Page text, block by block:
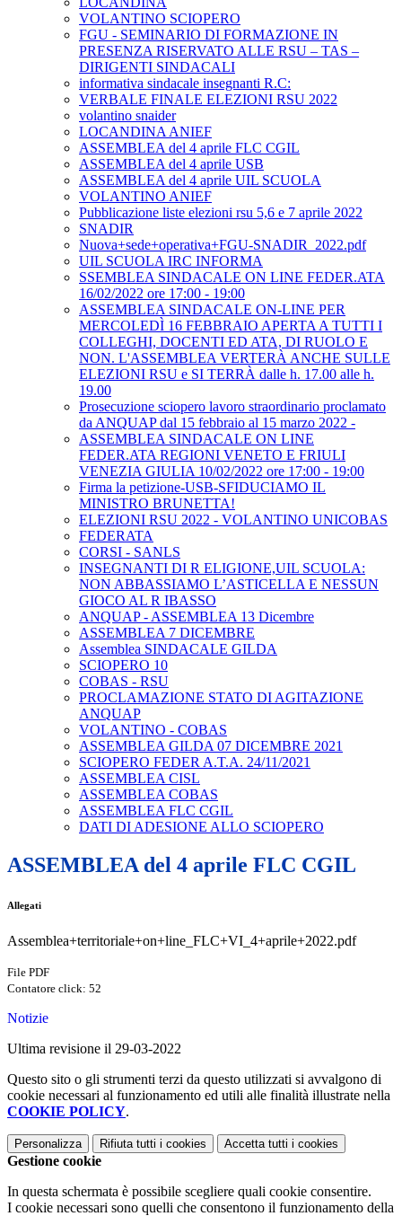
VOLANTINO SCIOPERO
FGU - SEMINARIO DI FORMAZIONE IN
PRESENZA RISERVATO ALLE RSU – TAS –
DIRIGENTI SINDACALI
informativa sindacale insegnanti R.C:
VERBALE FINALE ELEZIONI RSU 2022
volantino snaider
LOCANDINA ANIEF
ASSEMBLEA del 4 aprile FLC CGIL
ASSEMBLEA del 4 aprile USB
ASSEMBLEA del 4 aprile UIL SCUOLA
VOLANTINO ANIEF
Pubblicazione liste elezioni rsu 5,6 e 7 aprile 2022
SNADIR
Nuova+sede+operativa+FGU-SNADIR_2022.pdf
UIL SCUOLA IRC INFORMA
SSEMBLEA SINDACALE ON LINE FEDER.ATA
16/02/2022 ore 17:00 - 19:00
ASSEMBLEA SINDACALE ON-LINE PER
MERCOLEDÌ 16 FEBBRAIO APERTA A TUTTI I
COLLEGHI, DOCENTI ED ATA, DI RUOLO E
NON. L'ASSEMBLEA VERTERÀ ANCHE SULLE
ELEZIONI RSU e SI TERRÀ dalle h. 17.00 alle h.
19.00
Prosecuzione sciopero lavoro straordinario proclamato
da ANQUAP dal 15 febbraio al 15 marzo 2022 -
ASSEMBLEA SINDACALE ON LINE
FEDER.ATA REGIONI VENETO E FRIULI
VENEZIA GIULIA 10/02/2022 ore 17:00 - 19:00
Firma la petizione-USB-SFIDUCIAMO IL
MINISTRO BRUNETTA!
ELEZIONI RSU 2022 - VOLANTINO UNICOBAS
FEDERATA
CORSI - SANLS
INSEGNANTI DI R ELIGIONE,UIL SCUOLA:
NON ABBASSIAMO L’ASTICELLA E NESSUN
GIOCO AL R IBASSO
ANQUAP - ASSEMBLEA 13 Dicembre
ASSEMBLEA 7 DICEMBRE
Assemblea SINDACALE GILDA
SCIOPERO 10
COBAS - RSU
PROCLAMAZIONE STATO DI AGITAZIONE
ANQUAP
VOLANTINO - COBAS
ASSEMBLEA GILDA 07 DICEMBRE 2021
SCIOPERO FEDER A.T.A. 24/11/2021
ASSEMBLEA CISL
ASSEMBLEA COBAS
ASSEMBLEA FLC CGIL
DATI DI ADESIONE ALLO SCIOPERO
ASSEMBLEA del 4 aprile FLC CGIL
Allegati
Assemblea+territoriale+on+line_FLC+VI_4+aprile+2022.pdf
File PDF
Contatore click: 52
Notizie
Ultima revisione il 29-03-2022
Questo sito o gli strumenti terzi da questo utilizzati si avvalgono di
cookie necessari al funzionamento ed utili alle finalità illustrate nella
COOKIE POLICY.
Personalizza Rifiuta tutti i cookies Accetta tutti i cookies
Gestione cookie
In questa schermata è possibile scegliere quali cookie consentire.
I cookie necessari sono quelli che consentono il funzionamento della